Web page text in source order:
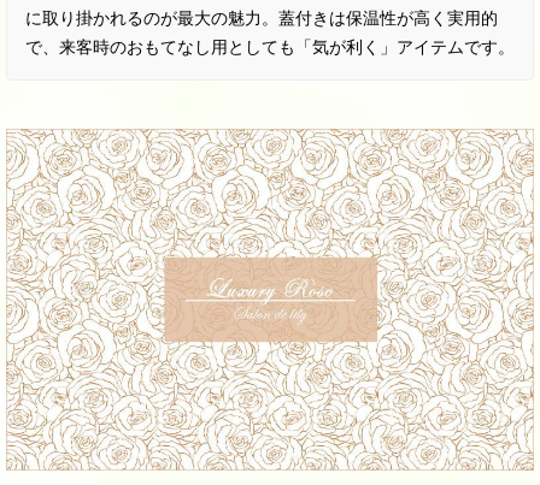
に取り掛かれるのが最大の魅力。蓋付きは保温性が高く実用的
で、来客時のおもてなし用としても「気が利く」アイテムです。